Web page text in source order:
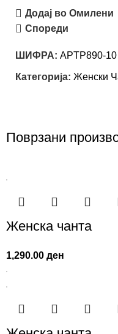
Додај во Омилени
Спореди
ШИФРА: APTP890-10
Категорија: Женски
Поврзани
Женска чанта
1,290.00ден